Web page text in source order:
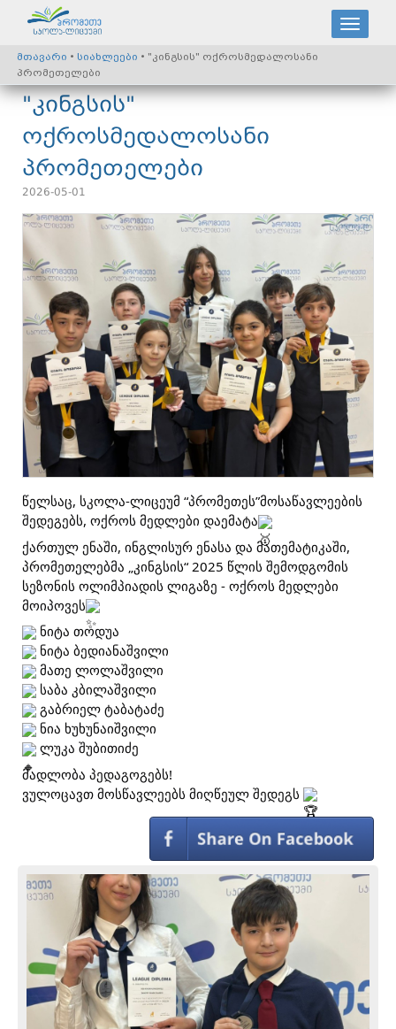
მთავარი • სიახლეები • "კინგსის" ოქროსმედალოსანი
პრომეთელები
"კინგსის"
ოქროსმედალოსანი
პრომეთელები
2026-05-01
წელსაც, სკოლა-ლიცეუმ “პრომეთეს”მოსაწავლეების
შედეგებს, ოქროს მედლები დაემატა
ქართულ ენაში, ინგლისურ ენასა და მათემატიკაში,
პრომეთელებმა „კინგსის“ 2025 წლის შემოდგომის
სეზონის ოლიმპიადის ლიგაზე - ოქროს მედლები
მოიპოვეს
ნიტა თოდუა
ნიტა ბედიანაშვილი
მათე ლოლაშვილი
საბა კბილაშვილი
გაბრიელ ტაბატაძე
ნია ხუხუნაიშვილი
ლუკა შუბითიძე
მადლობა პედაგოგებს!
ვულოცავთ მოსწავლეებს მიღწეულ შედეგს